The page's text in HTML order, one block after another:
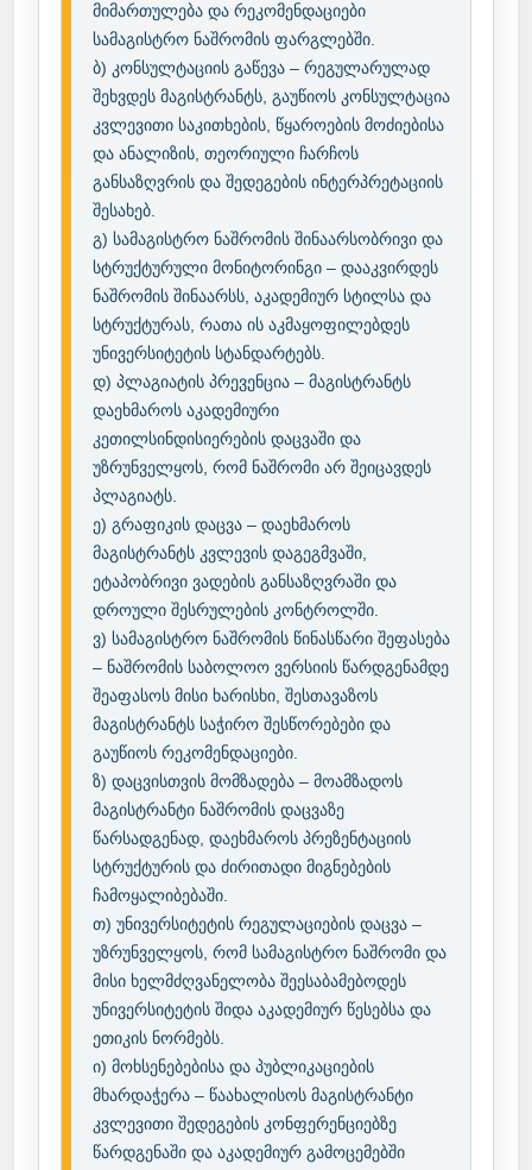
მიმართულება და რეკომენდაციები
სამაგისტრო ნაშრომის ფარგლებში.
ბ) კონსულტაციის გაწევა – რეგულარულად
შეხვდეს მაგისტრანტს, გაუწიოს კონსულტაცია
კვლევითი საკითხების, წყაროების მოძიებისა
და ანალიზის, თეორიული ჩარჩოს
განსაზღვრის და შედეგების ინტერპრეტაციის
შესახებ.
გ) სამაგისტრო ნაშრომის შინაარსობრივი და
სტრუქტურული მონიტორინგი – დააკვირდეს
ნაშრომის შინაარსს, აკადემიურ სტილსა და
სტრუქტურას, რათა ის აკმაყოფილებდეს
უნივერსიტეტის სტანდარტებს.
დ) პლაგიატის პრევენცია – მაგისტრანტს
დაეხმაროს აკადემიური
კეთილსინდისიერების დაცვაში და
უზრუნველყოს, რომ ნაშრომი არ შეიცავდეს
პლაგიატს.
ე) გრაფიკის დაცვა – დაეხმაროს
მაგისტრანტს კვლევის დაგეგმვაში,
ეტაპობრივი ვადების განსაზღვრაში და
დროული შესრულების კონტროლში.
ვ) სამაგისტრო ნაშრომის წინასწარი შეფასება
– ნაშრომის საბოლოო ვერსიის წარდგენამდე
შეაფასოს მისი ხარისხი, შესთავაზოს
მაგისტრანტს საჭირო შესწორებები და
გაუწიოს რეკომენდაციები.
ზ) დაცვისთვის მომზადება – მოამზადოს
მაგისტრანტი ნაშრომის დაცვაზე
წარსადგენად, დაეხმაროს პრეზენტაციის
სტრუქტურის და ძირითადი მიგნებების
ჩამოყალიბებაში.
თ) უნივერსიტეტის რეგულაციების დაცვა –
უზრუნველყოს, რომ სამაგისტრო ნაშრომი და
მისი ხელმძღვანელობა შეესაბამებოდეს
უნივერსიტეტის შიდა აკადემიურ წესებსა და
ეთიკის ნორმებს.
ი) მოხსენებებისა და პუბლიკაციების
მხარდაჭერა – წაახალისოს მაგისტრანტი
კვლევითი შედეგების კონფერენციებზე
წარდგენაში და აკადემიურ გამოცემებში